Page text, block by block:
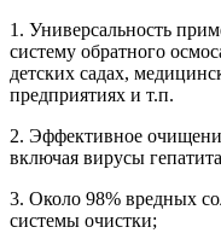
1. Универсальность
систему обратного
детских садах,
предприятиях и т.п.
2. Эффективное
включая вирусы
3. Около 98% вредных
системы очистки;